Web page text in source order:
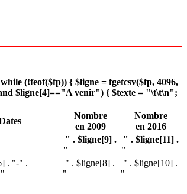
(!feof($fp)) { $ligne = fgetcsv($fp, 4096,
$ligne[4]=="A venir") { $texte = "\t\t\n";
Nombre
en 2009
Nombre
en 2016
" . $ligne[9] .
"
" . $ligne[11] .
"
. "-" .
" . $ligne[8] .
"
" . $ligne[10] .
"